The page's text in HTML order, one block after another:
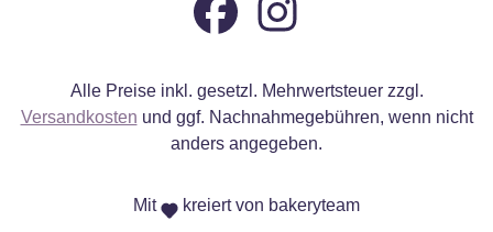
Alle Preise inkl. gesetzl. Mehrwertsteuer zzgl.
Versandkosten und ggf. Nachnahmegebühren, wenn nicht
anders angegeben.
Mit kreiert von bakeryteam